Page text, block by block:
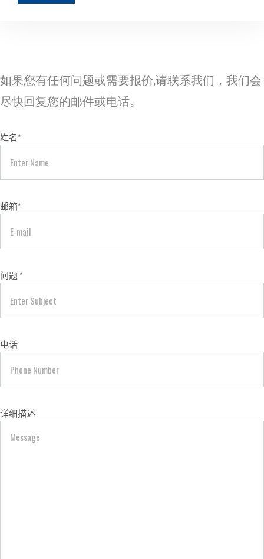
如果您有任何问题或需要报价,请联系我们，我们会
尽快回复您的邮件或电话。
姓名*
邮箱*
问题*
电话
详细描述